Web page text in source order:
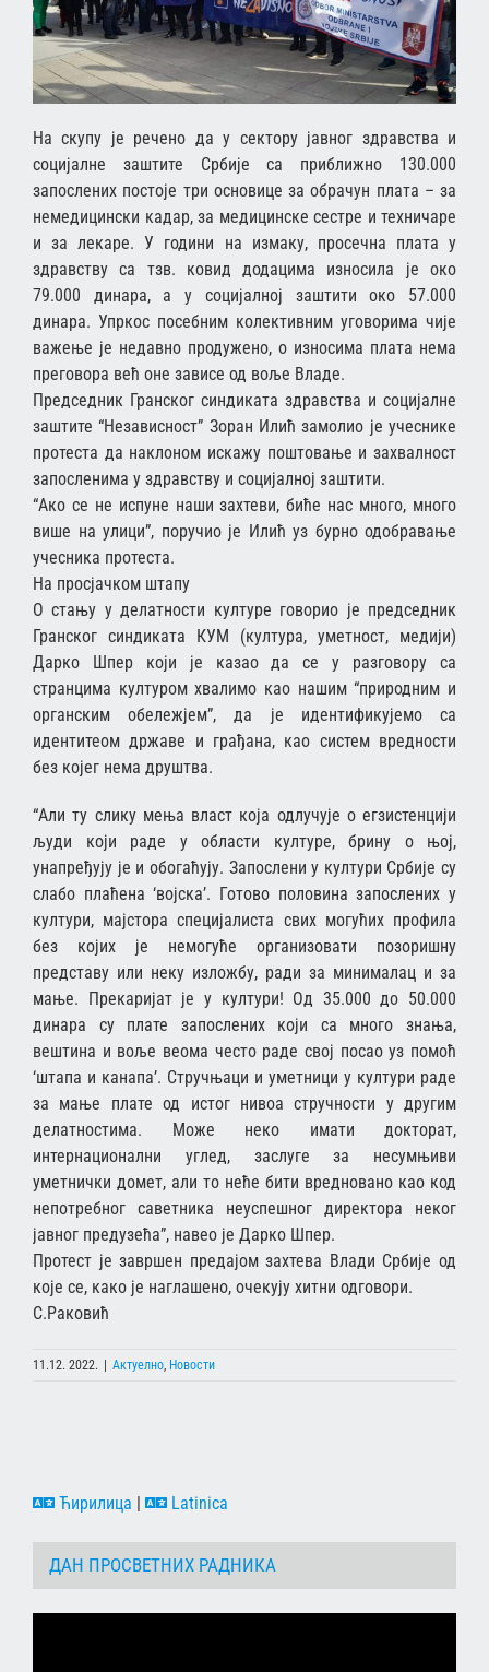
На скупу је речено да у сектору јавног здравства и
социјалне заштите Србије са приближно 130.000
запослених постоје три основице за обрачун плата – за
немедицински кадар, за медицинске сестре и техничаре
и за лекаре. У години на измаку, просечна плата у
здравству са тзв. ковид додацима износила је око
79.000 динара, а у социјалној заштити око 57.000
динара. Упркос посебним колективним уговорима чије
важење је недавно продужено, о износима плата нема
преговора већ оне зависе од воље Владе.
Председник Гранског синдиката здравства и социјалне
заштите “Независност” Зоран Илић замолио је учеснике
протеста да наклоном искажу поштовање и захвалност
запосленима у здравству и социјалној заштити.
“Ако се не испуне наши захтеви, биће нас много, много
више на улици”, поручио је Илић уз бурно одобравање
учесника протеста.
На просјачком штапу
О стању у делатности културе говорио је председник
Гранског синдиката КУМ (култура, уметност, медији)
Дарко Шпер који је казао да се у разговору са
странцима културом хвалимо као нашим “природним и
органским обележјем”, да је идентификујемо са
идентитеом државе и грађана, као систем вредности
без којег нема друштва.
“Али ту слику мења власт која одлучује о егзистенцији
људи који раде у области културе, брину о њој,
унапређују је и обогаћују. Запослени у култури Србије су
слабо плаћена ‘војска’. Готово половина запослених у
култури, мајстора специјалиста свих могућих профила
без којих је немогуће организовати позоришну
представу или неку изложбу, ради за минималац и за
мање. Прекаријат је у култури! Од 35.000 до 50.000
динара су плате запослених који са много знања,
вештина и воље веома често раде свој посао уз помоћ
‘штапа и канапа’. Стручњаци и уметници у култури раде
за мање плате од истог нивоа стручности у другим
делатностима. Може неко имати докторат,
интернационални углед, заслуге за несумњиви
уметнички домет, али то неће бити вредновано као код
непотребног саветника неуспешног директора неког
јавног предузећа”, навео је Дарко Шпер.
Протест је завршен предајом захтева Влади Србије од
које се, како је наглашено, очекују хитни одговори.
С.Раковић
11.12. 2022. Актуелно, Новости
Ћирилица Latinica
ДАН ПРОСВЕТНИХ РАДНИКА